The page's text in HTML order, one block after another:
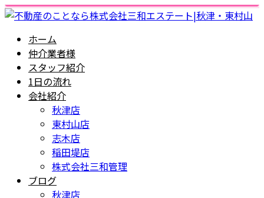
ホーム
仲介業者様
スタッフ紹介
1日の流れ
会社紹介
秋津店
東村山店
志木店
稲田堤店
株式会社三和管理
ブログ
秋津店